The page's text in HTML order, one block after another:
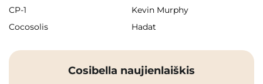
CP-1
Kevin Murphy
Cocosolis
Hadat
Cosibella naujienlaiškis